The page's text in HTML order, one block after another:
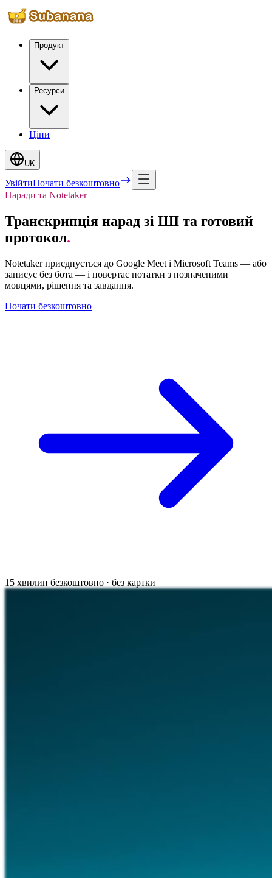
Продукт
Ресурси
Ціни
UK
УвійтиПочати безкоштовно
Наради та Notetaker
Транскрипція нарад зі ШІ та готовий
протокол.
Notetaker приєднується до Google Meet і Microsoft Teams — або
записує без бота — і повертає нотатки з позначеними
мовцями, рішення та завдання.
Почати безкоштовно
15 хвилин безкоштовно · без картки